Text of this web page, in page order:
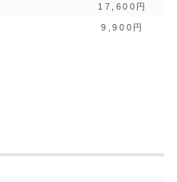
17,600円
9,900円